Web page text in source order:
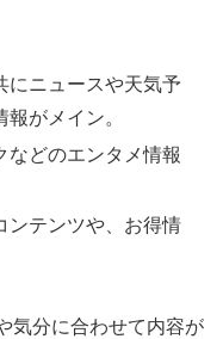
にニュースや天気予
がメイン。
などのエンタメ情報
ンテンツや、お得情
気分に合わせて内容が